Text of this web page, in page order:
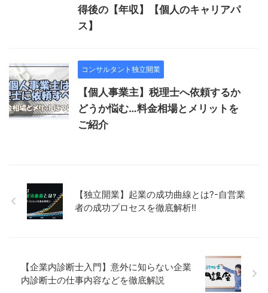
得後の【年収】【個人のキャリアパ
ス】
コンサルタント独立開業
【個人事業主】税理士へ依頼するか
どうか悩む…料金相場とメリットを
ご紹介
【独立開業】起業の成功曲線とは?-自営業
者の成功プロセスを徹底解析!!
【企業内診断士入門】意外に知らない企業
内診断士の仕事内容などを徹底解説